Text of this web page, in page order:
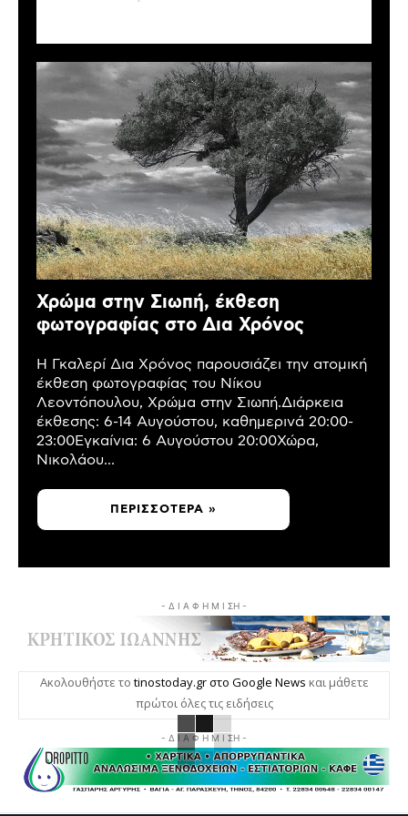
Χρώμα στην Σιωπή, έκθεση
φωτογραφίας στο Δια Χρόνος
Η Γκαλερί Δια Χρόνος παρουσιάζει την ατομική
έκθεση φωτογραφίας του Νίκου
Λεοντόπουλου, Χρώμα στην Σιωπή.Διάρκεια
έκθεσης: 6-14 Αυγούστου, καθημερινά 20:00-
23:00Εγκαίνια: 6 Αυγούστου 20:00Χώρα,
Νικολάου...
ΠΕΡΙΣΣΌΤΕΡΑ »
- Δ Ι Α Φ Η Μ Ι ΣΗ -
Ακολουθήστε το tinostoday.gr στο Google News και μάθετε
πρώτοι όλες τις ειδήσεις
- Δ Ι Α Φ Η Μ Ι ΣΗ -